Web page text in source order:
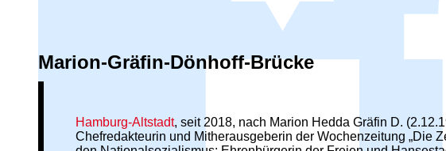
Marion-Gräfin-Dönhoff-Brücke
Hamburg-Altstadt, seit 2018, nach Marion Hedda Gräfin D.
Chefredakteurin und Mitherausgeberin der Wochenzeitung „Die